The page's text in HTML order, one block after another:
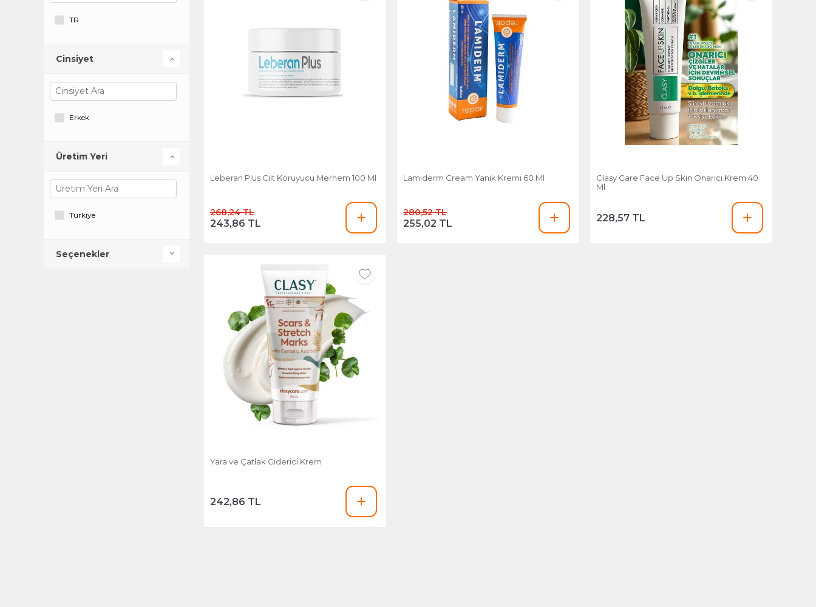
Leberan Plus Cilt Koruyucu Merhem 100 Ml
268,24 TL
243,86 TL
Lamiderm Cream Yanık Kremi 60 Ml
280,52 TL
255,02 TL
Clasy Care Face Up Skin Onarıcı Krem 40
Ml
228,57 TL
Yara ve Çatlak Giderici Krem
242,86 TL
TR
Cinsiyet
Erkek
Üretim Yeri
Türkiye
Seçenekler